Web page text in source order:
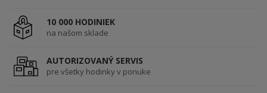
10 000 HODINIEK
na našom sklade
AUTORIZOVANÝ SERVIS
pre všetky hodinky v ponuke